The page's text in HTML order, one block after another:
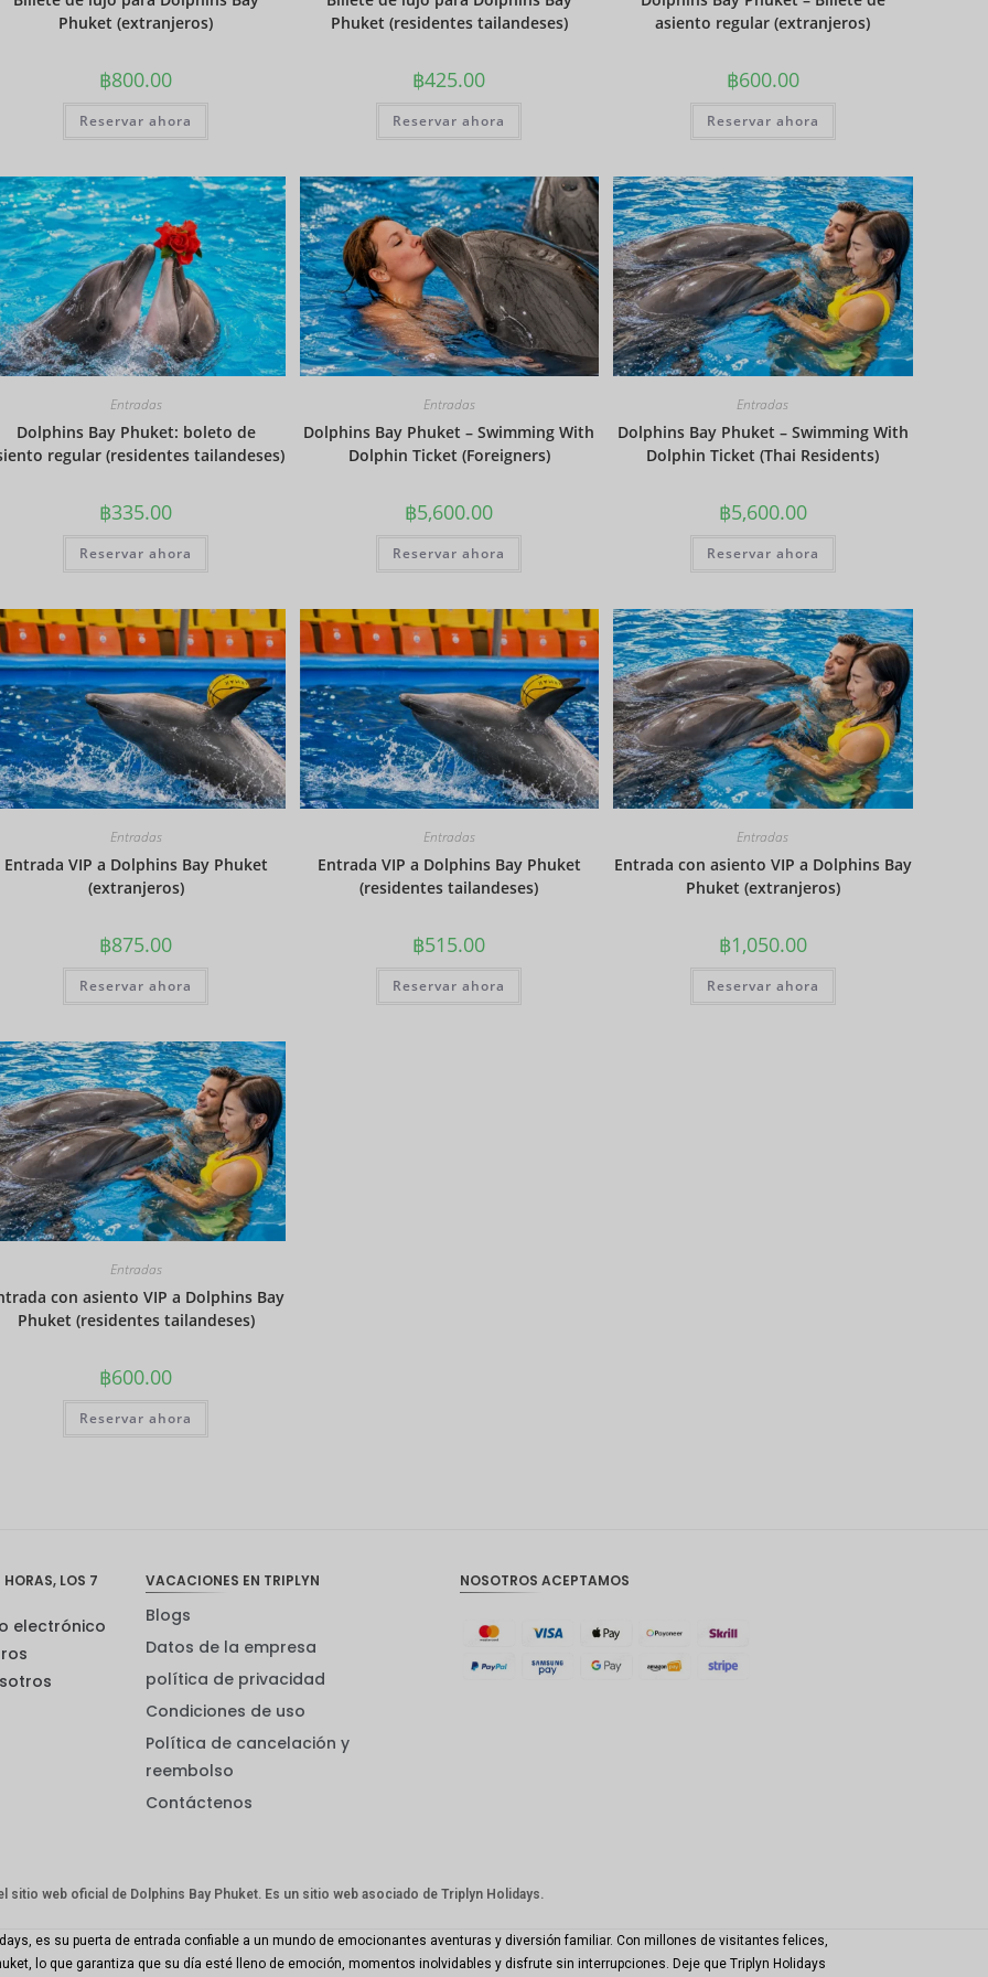
Corona
danesa
franco
suizo
Dólar
australia
no
Won
coreano
Año
Nuevo
Chino
Día
del Golfo
PHP
Dólar de
Dólares
singapur
enses
Dólar
estadou
nidense
Phuket (extranjeros)
฿800.00
Reservar ahora
Phuket (residentes tailandeses)
฿425.00
Reservar ahora
asiento regular (extranjeros)
฿600.00
Reservar ahora
Entradas
Dolphins Bay Phuket: boleto de
regular (residentes tailandeses)
฿335.00
Reservar ahora
Entradas
Dolphins Bay Phuket – Swimming With
Dolphin Ticket (Foreigners)
฿5,600.00
Reservar ahora
Entradas
Dolphins Bay Phuket – Swimming With
Dolphin Ticket (Thai Residents)
฿5,600.00
Reservar ahora
Entradas
Entrada VIP a Dolphins Bay Phuket
(extranjeros)
฿875.00
Reservar ahora
Entradas
Entrada VIP a Dolphins Bay Phuket
(residentes tailandeses)
฿515.00
Reservar ahora
Entradas
Entrada con asiento VIP a Dolphins Bay
Phuket (extranjeros)
฿1,050.00
Reservar ahora
Entradas
con asiento VIP a Dolphins Bay
Phuket (residentes tailandeses)
฿600.00
Reservar ahora
LOS 7
electrónico
VACACIONES EN TRIPLYN
Blogs
Datos de la empresa
política de privacidad
Condiciones de uso
Política de cancelación y
reembolso
Contáctenos
NOSOTROS ACEPTAMOS
sitio web oficial de Dolphins Bay Phuket. Es un sitio web asociado de Triplyn Holidays.
es su puerta de entrada confiable a un mundo de emocionantes aventuras y diversión familiar. Con millones de visitantes felices,
lo que garantiza que su día esté lleno de emoción, momentos inolvidables y disfrute sin interrupciones. Deje que Triplyn Holidays